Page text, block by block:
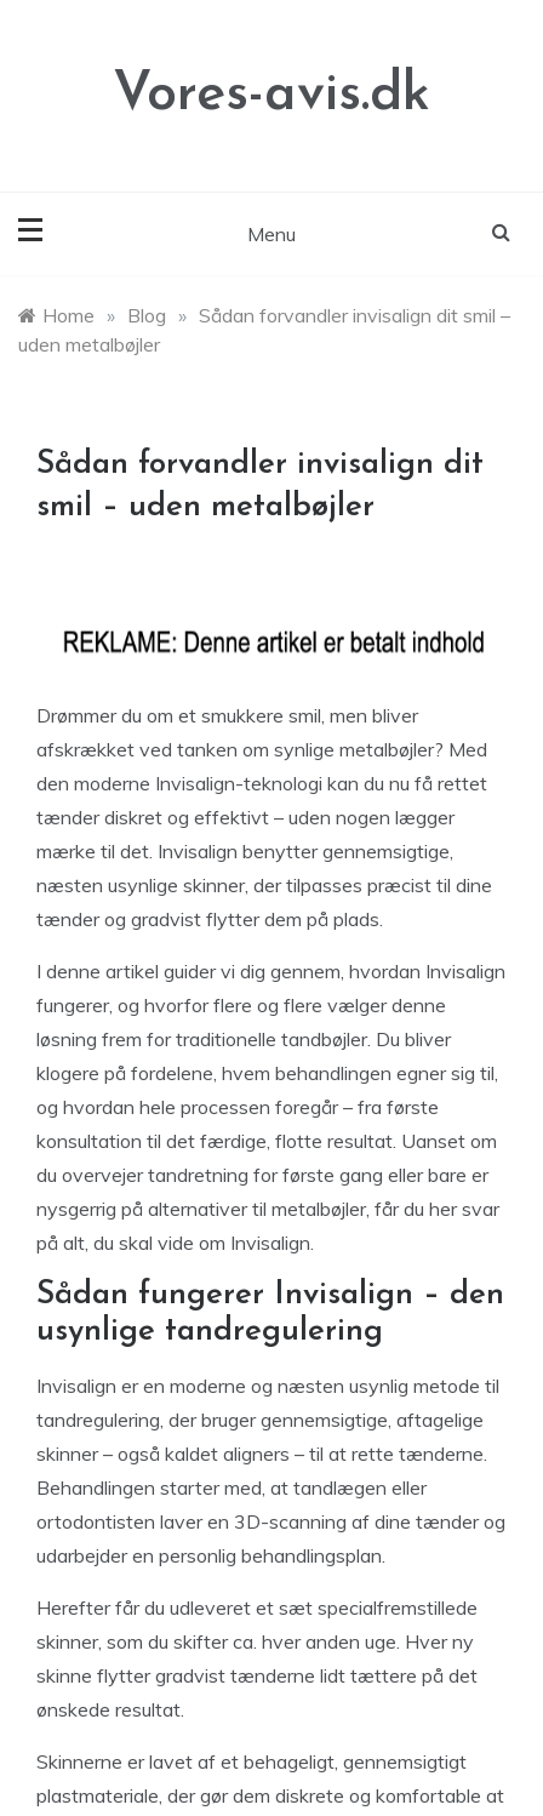
Vores-avis.dk
Menu
Home » Blog » Sådan forvandler invisalign dit smil –
uden metalbøjler
Sådan forvandler invisalign dit
smil – uden metalbøjler
Drømmer du om et smukkere smil, men bliver
afskrækket ved tanken om synlige metalbøjler? Med
den moderne Invisalign-teknologi kan du nu få rettet
tænder diskret og effektivt – uden nogen lægger
mærke til det. Invisalign benytter gennemsigtige,
næsten usynlige skinner, der tilpasses præcist til dine
tænder og gradvist flytter dem på plads.
I denne artikel guider vi dig gennem, hvordan Invisalign
fungerer, og hvorfor flere og flere vælger denne
løsning frem for traditionelle tandbøjler. Du bliver
klogere på fordelene, hvem behandlingen egner sig til,
og hvordan hele processen foregår – fra første
konsultation til det færdige, flotte resultat. Uanset om
du overvejer tandretning for første gang eller bare er
nysgerrig på alternativer til metalbøjler, får du her svar
på alt, du skal vide om Invisalign.
Sådan fungerer Invisalign – den
usynlige tandregulering
Invisalign er en moderne og næsten usynlig metode til
tandregulering, der bruger gennemsigtige, aftagelige
skinner – også kaldet aligners – til at rette tænderne.
Behandlingen starter med, at tandlægen eller
ortodontisten laver en 3D-scanning af dine tænder og
udarbejder en personlig behandlingsplan.
Herefter får du udleveret et sæt specialfremstillede
skinner, som du skifter ca. hver anden uge. Hver ny
skinne flytter gradvist tænderne lidt tættere på det
ønskede resultat.
Skinnerne er lavet af et behageligt, gennemsigtigt
plastmateriale, der gør dem diskrete og komfortable at